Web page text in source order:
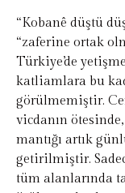
“Kobanê düştü
“zaferine ortak
Türkiye’de
katliamlara bu
görülmemiştir.
vicdanın
mantığı artık
getirilmiştir.
tüm alanlarında